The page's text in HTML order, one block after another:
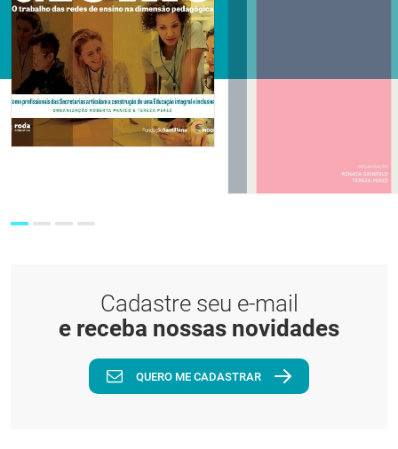
Cadastre seu e-mail
e receba nossas novidades
QUERO ME CADASTRAR